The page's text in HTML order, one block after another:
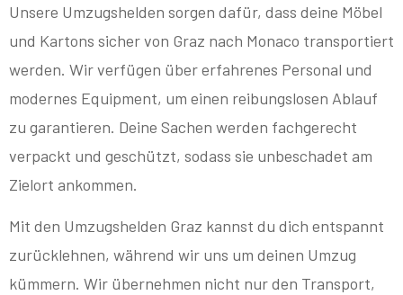
Unsere Umzugshelden sorgen dafür, dass deine Möbel
und Kartons sicher von Graz nach Monaco transportiert
werden. Wir verfügen über erfahrenes Personal und
modernes Equipment, um einen reibungslosen Ablauf
zu garantieren. Deine Sachen werden fachgerecht
verpackt und geschützt, sodass sie unbeschadet am
Zielort ankommen.
Mit den Umzugshelden Graz kannst du dich entspannt
zurücklehnen, während wir uns um deinen Umzug
kümmern. Wir übernehmen nicht nur den Transport,